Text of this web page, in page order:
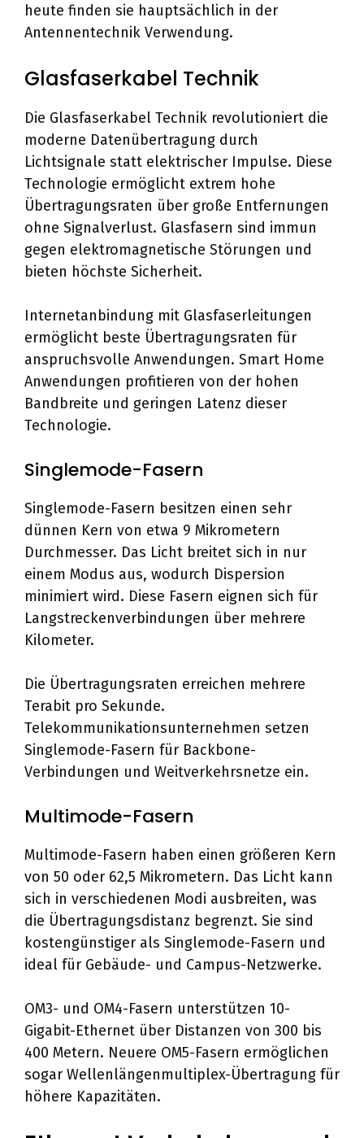
heute finden sie hauptsächlich in der
Antennentechnik Verwendung.
Glasfaserkabel Technik
Die Glasfaserkabel Technik revolutioniert die
moderne Datenübertragung durch
Lichtsignale statt elektrischer Impulse. Diese
Technologie ermöglicht extrem hohe
Übertragungsraten über große Entfernungen
ohne Signalverlust. Glasfasern sind immun
gegen elektromagnetische Störungen und
bieten höchste Sicherheit.
Internetanbindung mit Glasfaserleitungen
ermöglicht beste Übertragungsraten für
anspruchsvolle Anwendungen. Smart Home
Anwendungen profitieren von der hohen
Bandbreite und geringen Latenz dieser
Technologie.
Singlemode-Fasern
Singlemode-Fasern besitzen einen sehr
dünnen Kern von etwa 9 Mikrometern
Durchmesser. Das Licht breitet sich in nur
einem Modus aus, wodurch Dispersion
minimiert wird. Diese Fasern eignen sich für
Langstreckenverbindungen über mehrere
Kilometer.
Die Übertragungsraten erreichen mehrere
Terabit pro Sekunde.
Telekommunikationsunternehmen setzen
Singlemode-Fasern für Backbone-
Verbindungen und Weitverkehrsnetze ein.
Multimode-Fasern
Multimode-Fasern haben einen größeren Kern
von 50 oder 62,5 Mikrometern. Das Licht kann
sich in verschiedenen Modi ausbreiten, was
die Übertragungsdistanz begrenzt. Sie sind
kostengünstiger als Singlemode-Fasern und
ideal für Gebäude- und Campus-Netzwerke.
OM3- und OM4-Fasern unterstützen 10-
Gigabit-Ethernet über Distanzen von 300 bis
400 Metern. Neuere OM5-Fasern ermöglichen
sogar Wellenlängenmultiplex-Übertragung für
höhere Kapazitäten.